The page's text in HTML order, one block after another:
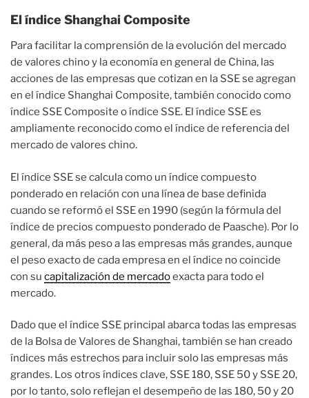
El índice Shanghai Composite
Para facilitar la comprensión de la evolución del mercado
de valores chino y la economía en general de China, las
acciones de las empresas que cotizan en la SSE se agregan
en el índice Shanghai Composite, también conocido como
índice SSE Composite o índice SSE. El índice SSE es
ampliamente reconocido como el índice de referencia del
mercado de valores chino.
El índice SSE se calcula como un índice compuesto
ponderado en relación con una línea de base definida
cuando se reformó el SSE en 1990 (según la fórmula del
índice de precios compuesto ponderado de Paasche). Por lo
general, da más peso a las empresas más grandes, aunque
el peso exacto de cada empresa en el índice no coincide
con su capitalización de mercadoexacta para todo el
mercado.
Dado que el índice SSE principal abarca todas las empresas
de la Bolsa de Valores de Shanghai, también se han creado
índices más estrechos para incluir solo las empresas más
grandes. Los otros índices clave, SSE 180, SSE 50 y SSE 20,
por lo tanto, solo reflejan el desempeño de las 180, 50 y 20